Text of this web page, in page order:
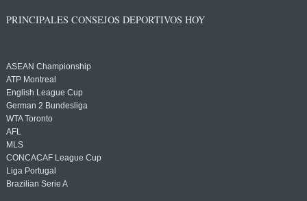
PRINCIPALES CONSEJOS DEPORTIVOS HOY
ASEAN Championship
ATP Montreal
English League Cup
German 2 Bundesliga
WTA Toronto
AFL
MLS
CONCACAF League Cup
Liga Portugal
Brazilian Serie A